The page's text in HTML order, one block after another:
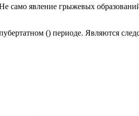
само явление грыжевых
() периоде. Являются